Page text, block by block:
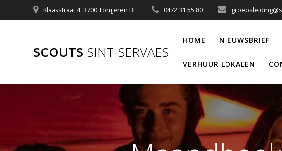
naar
Klaasstraat 4, 3700 Tongeren BE 0472 31 55 80
SCOUTS SINT-SERVAES
HOME NIEUWSBRIEF
VERHUUR LOKALEN